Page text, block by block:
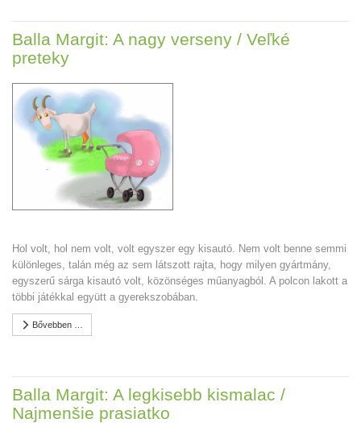
Balla Margit: A nagy verseny / Veľké
preteky
Hol volt, hol nem volt, volt egyszer egy kisautó. Nem volt benne semmi
különleges, talán még az sem látszott rajta, hogy milyen gyártmány,
egyszerű sárga kisautó volt, közönséges műanyagból. A polcon lakott a
többi játékkal együtt a gyerekszobában.
Bővebben …
Balla Margit: A legkisebb kismalac /
Najmenšie prasiatko